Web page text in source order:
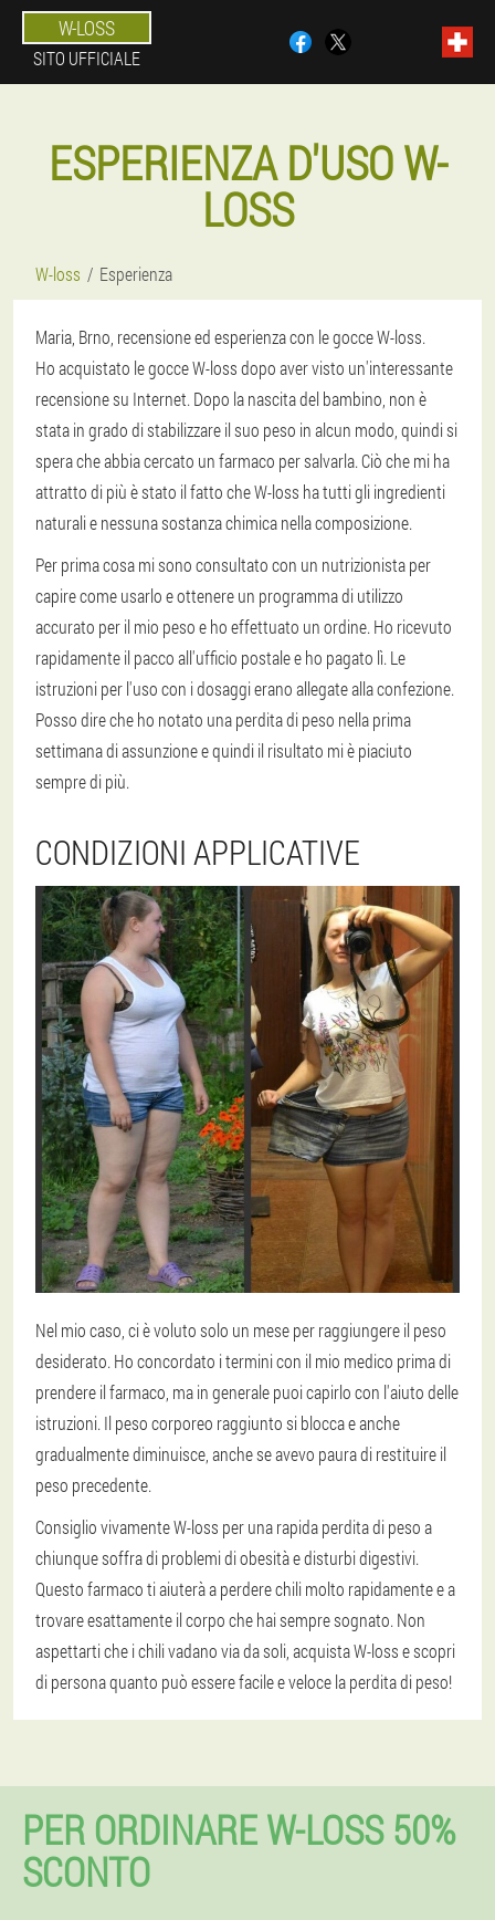
W-LOSS
SITO UFFICIALE
ESPERIENZA D'USO W-
LOSS
W-loss Esperienza
Maria, Brno, recensione ed esperienza con le gocce W-loss.
Ho acquistato le gocce W-loss dopo aver visto un'interessante
recensione su Internet. Dopo la nascita del bambino, non è
stata in grado di stabilizzare il suo peso in alcun modo, quindi si
spera che abbia cercato un farmaco per salvarla. Ciò che mi ha
attratto di più è stato il fatto che W-loss ha tutti gli ingredienti
naturali e nessuna sostanza chimica nella composizione.
Per prima cosa mi sono consultato con un nutrizionista per
capire come usarlo e ottenere un programma di utilizzo
accurato per il mio peso e ho effettuato un ordine. Ho ricevuto
rapidamente il pacco all'ufficio postale e ho pagato lì. Le
istruzioni per l'uso con i dosaggi erano allegate alla confezione.
Posso dire che ho notato una perdita di peso nella prima
settimana di assunzione e quindi il risultato mi è piaciuto
sempre di più.
CONDIZIONI APPLICATIVE
Nel mio caso, ci è voluto solo un mese per raggiungere il peso
desiderato. Ho concordato i termini con il mio medico prima di
prendere il farmaco, ma in generale puoi capirlo con l'aiuto delle
istruzioni. Il peso corporeo raggiunto si blocca e anche
gradualmente diminuisce, anche se avevo paura di restituire il
peso precedente.
Consiglio vivamente W-loss per una rapida perdita di peso a
chiunque soffra di problemi di obesità e disturbi digestivi.
Questo farmaco ti aiuterà a perdere chili molto rapidamente e a
trovare esattamente il corpo che hai sempre sognato. Non
aspettarti che i chili vadano via da soli, acquista W-loss e scopri
di persona quanto può essere facile e veloce la perdita di peso!
PER ORDINARE W-LOSS 50%
SCONTO